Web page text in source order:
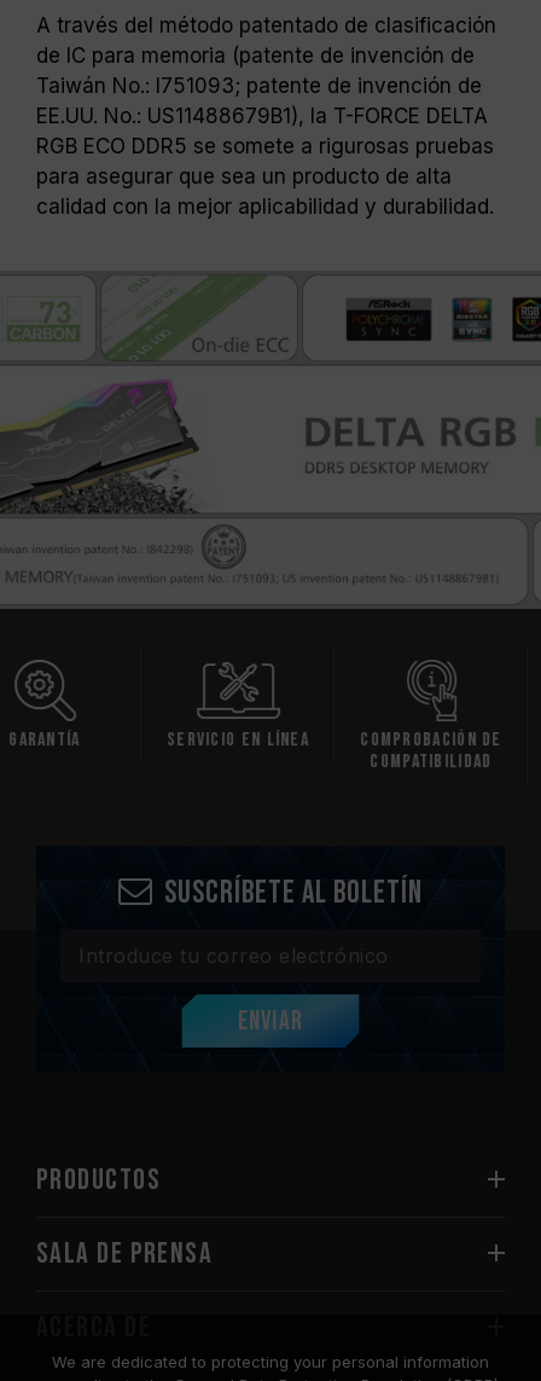
A través del método patentado de clasificación
de IC para memoria (patente de invención de
Taiwán No.: I751093; patente de invención de
EE.UU. No.: US11488679B1), la T-FORCE DELTA
RGB ECO DDR5 se somete a rigurosas pruebas
para asegurar que sea un producto de alta
calidad con la mejor aplicabilidad y durabilidad.
Servicio en línea
Comprobación de
compatibilidad
Suscríbete al boletín
Enviar
PRODUCTOS
Sala de prensa
We are dedicated to protecting your personal information